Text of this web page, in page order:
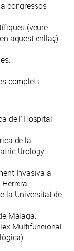
congressos
(veure
aquest enllaç)
complets.
de l´Hospital
de la
Urology
Invasiva a
la Universitat de
Màlaga.
Multifuncional